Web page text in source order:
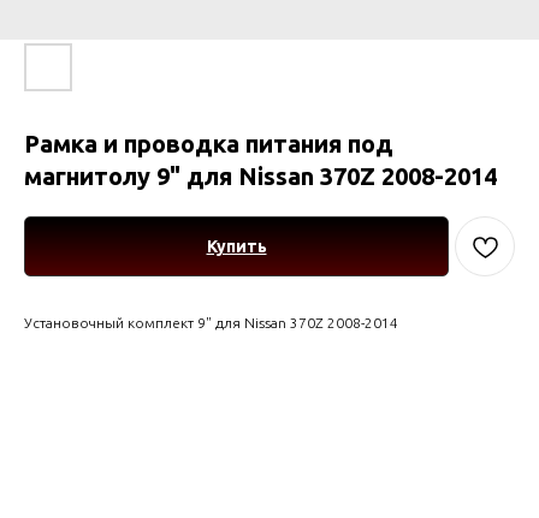
Рамка и проводка питания под
магнитолу 9" для Nissan 370Z 2008-2014
Купить
Установочный комплект 9" для Nissan 370Z 2008-2014